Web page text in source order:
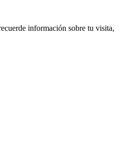
información sobre tu visita,